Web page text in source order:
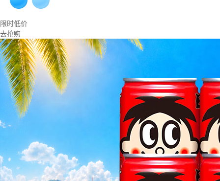
限时低价
去抢购